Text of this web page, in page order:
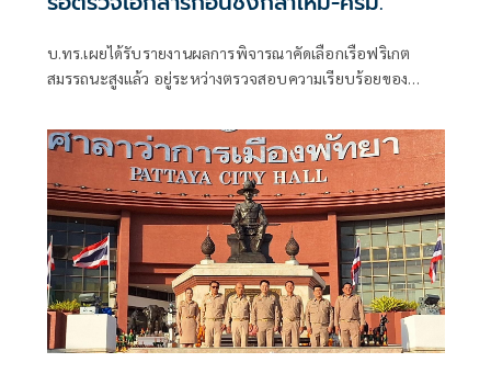
บ.ทร.เผยได้รับรายงานผลการพิจารณาคัดเลือกเรือฟริเกต
สมรรถนะสูงแล้ว อยู่ระหว่างตรวจสอบความเรียบร้อยของ